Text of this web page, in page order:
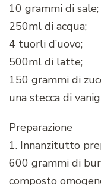
10 grammi di sale;
250ml di acqua;
4 tuorli d’uovo;
500ml di latte;
150 grammi di
una stecca di
Preparazione
1. Innanzitutto
600 grammi di
composto